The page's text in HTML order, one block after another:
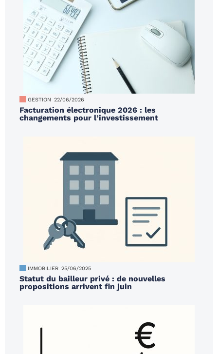
GESTION 22/06/2026
Facturation électronique 2026 : les
changements pour l’investissement
IMMOBILIER 25/06/2025
Statut du bailleur privé : de nouvelles
propositions arrivent fin juin